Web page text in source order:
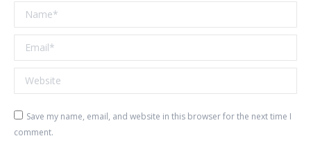
Name *
Email *
Website
Save my name, email, and website in this browser for the next time I
comment.